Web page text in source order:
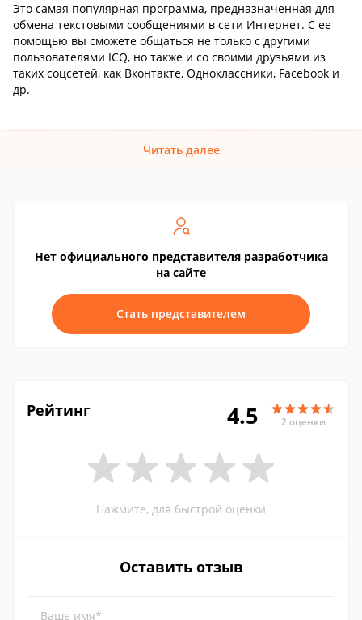
Это самая популярная программа, предназначенная для
обмена текстовыми сообщениями в сети Интернет. С ее
помощью вы сможете общаться не только с другими
пользователями ICQ, но также и со своими друзьями из
таких соцсетей, как Вконтакте, Одноклассники, Facebook и
др.
Читать далее
Нет официального представителя разработчика
на сайте
Стать представителем
Рейтинг 4.5 2 оценки
Нажмите, для быстрой оценки
Оставить отзыв
Ваше имя*